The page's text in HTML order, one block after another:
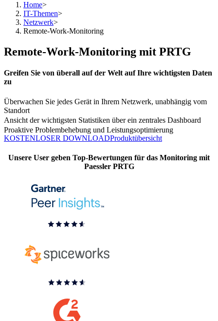
Home>
IT-Themen>
Netzwerk>
Remote-Work-Monitoring
Remote-Work-Monitoring mit PRTG
Greifen Sie von überall auf der Welt auf Ihre wichtigsten Daten
zu
Überwachen Sie jedes Gerät in Ihrem Netzwerk, unabhängig vom
Standort
Ansicht der wichtigsten Statistiken über ein zentrales Dashboard
Proaktive Problembehebung und Leistungsoptimierung
KOSTENLOSER DOWNLOADProduktübersicht
Unsere User geben Top-Bewertungen für das Monitoring mit
Paessler PRTG